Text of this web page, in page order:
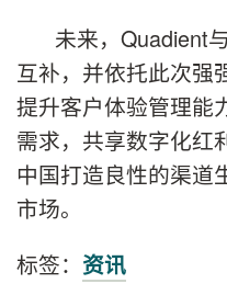
未来，Quadient
互补，并依托此次强
提升客户体验管理能
需求，共享数字化红
中国打造良性的渠道
市场。
标签： 资讯